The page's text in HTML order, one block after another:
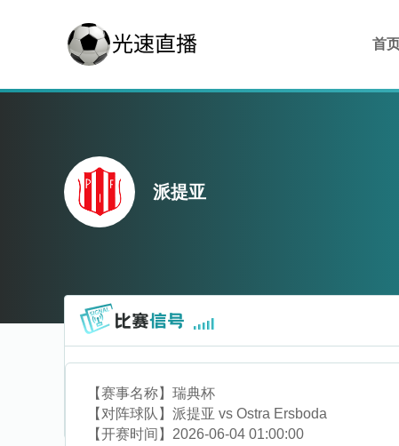
首
派提亚
【赛事名称】 瑞典杯
【对阵球队】 派提亚 vs Ostra Ersboda
【开赛时间】 2026-06-04 01:00:00